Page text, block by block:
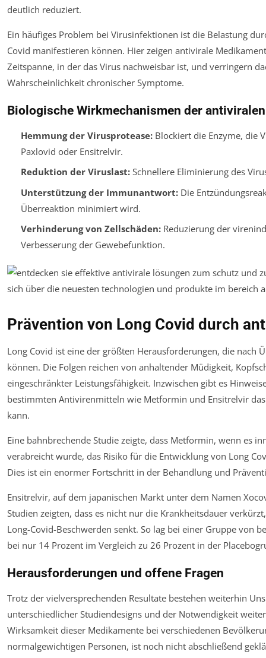
deutlich reduziert.
Ein häufiges Problem bei Virusinfektionen ist die Belastung
Covid manifestieren können. Hier zeigen antivirale
Zeitspanne, in der das Virus nachweisbar ist, und verringern
Wahrscheinlichkeit chronischer Symptome.
Biologische Wirkmechanismen der
Hemmung der Virusprotease:Blockiert die Enzyme, die
Paxlovid oder Ensitrelvir.
Reduktion der Viruslast:Schnellere Eliminierung des
Unterstützung der Immunantwort:Die
Überreaktion minimiert wird.
Verhinderung von Zellschäden:Reduzierung der
Verbesserung der Gewebefunktion.
Prävention von Long Covid durch
Long Covid ist eine der größten Herausforderungen, die nach
können. Die Folgen reichen von anhaltender Müdigkeit,
eingeschränkter Leistungsfähigkeit. Inzwischen gibt es
bestimmten Antivirenmitteln wie Metformin und Ensitrelvir
kann.
Eine bahnbrechende Studie zeigte, dass Metformin, wenn es
verabreicht wurde, das Risiko für die Entwicklung von Long
Dies ist ein enormer Fortschritt in der Behandlung und
Ensitrelvir, auf dem japanischen Markt unter dem Namen
Studien zeigten, dass es nicht nur die Krankheitsdauer
Long-Covid-Beschwerden senkt. So lag bei einer Gruppe von
bei nur 14 Prozent im Vergleich zu 26 Prozent in der
Herausforderungen und offene Fragen
Trotz der vielversprechenden Resultate bestehen weiterhin
unterschiedlicher Studiendesigns und der Notwendigkeit
Wirksamkeit dieser Medikamente bei verschiedenen
normalgewichtigen Personen, ist noch nicht abschließend